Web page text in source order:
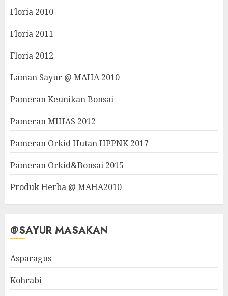
Floria 2010
Floria 2011
Floria 2012
Laman Sayur @ MAHA 2010
Pameran Keunikan Bonsai
Pameran MIHAS 2012
Pameran Orkid Hutan HPPNK 2017
Pameran Orkid&Bonsai 2015
Produk Herba @ MAHA2010
@SAYUR MASAKAN
Asparagus
Kohrabi